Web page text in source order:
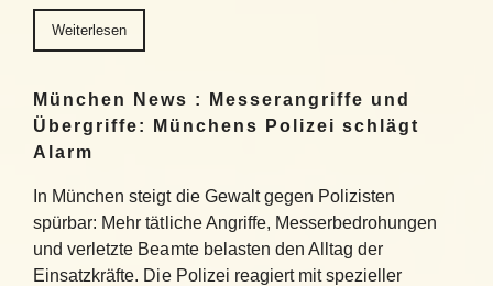
Weiterlesen
München News : Messerangriffe und
Übergriffe: Münchens Polizei schlägt
Alarm
In München steigt die Gewalt gegen Polizisten
spürbar: Mehr tätliche Angriffe, Messerbedrohungen
und verletzte Beamte belasten den Alltag der
Einsatzkräfte. Die Polizei reagiert mit spezieller